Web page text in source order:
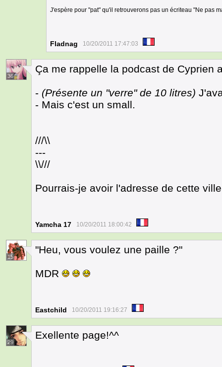
J'espère pour "pat" qu'il retrouverons pas un écriteau "Ne pas
Fladnag 10/20/2011 17:47:03
36
Ça me rappelle la podcast de Cyprien
- (Présente un "verre" de 10 litres)
- Mais c'est un small.
///\\
---
\\///
Pourrais-je avoir l'adresse de cette
Yamcha 17 10/20/2011 18:00:42
15
"Heu, vous voulez une paille ?"
MDR
Eastchild 10/20/2011 19:16:27
29
Exellente page!^^